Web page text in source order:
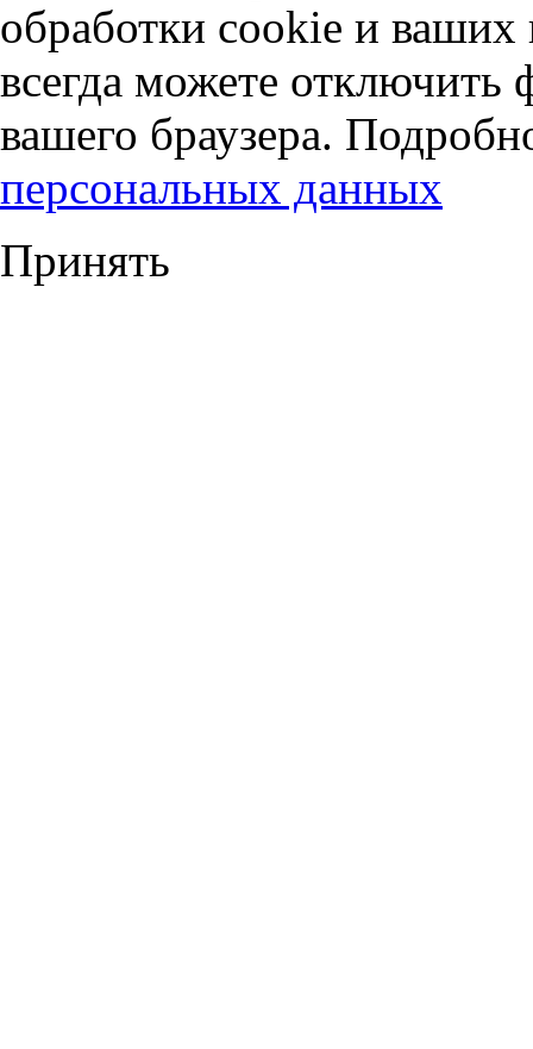
обработки cookie и
всегда можете отключить
вашего браузера.
персональных данных
Принять